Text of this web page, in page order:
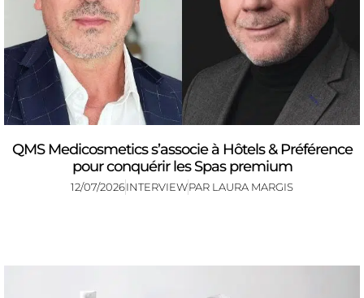
QMS Medicosmetics s’associe à Hôtels & Préférence
pour conquérir les Spas premium
12/07/2026INTERVIEWPAR LAURA MARGIS